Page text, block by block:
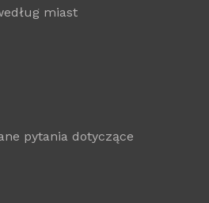
miast
pytania dotyczące